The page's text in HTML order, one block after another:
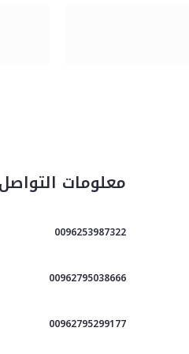
معلومات التواصل
0096253987322
00962795038666
00962795299177